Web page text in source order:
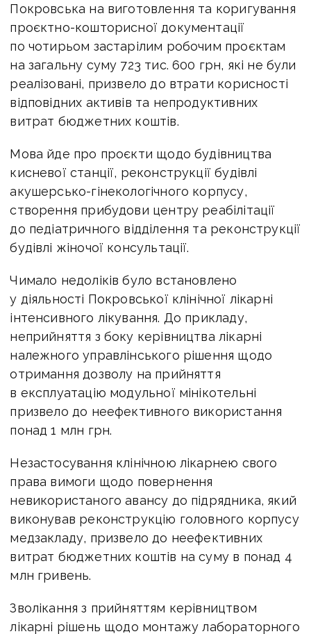
Покровська на виготовлення та коригування
проєктно-кошторисної документації
по чотирьом застарілим робочим проєктам
на загальну суму 723 тис. 600 грн, які не були
реалізовані, призвело до втрати корисності
відповідних активів та непродуктивних
витрат бюджетних коштів.
Мова йде про проєкти щодо будівництва
кисневої станції, реконструкції будівлі
акушерсько-гінекологічного корпусу,
створення прибудови центру реабілітації
до педіатричного відділення та реконструкції
будівлі жіночої консультації.
Чимало недоліків було встановлено
у діяльності Покровської клінічної лікарні
інтенсивного лікування. До прикладу,
неприйняття з боку керівництва лікарні
належного управлінського рішення щодо
отримання дозволу на прийняття
в експлуатацію модульної мінікотельні
призвело до неефективного використання
понад 1 млн грн.
Незастосування клінічною лікарнею свого
права вимоги щодо повернення
невикористаного авансу до підрядника, який
виконував реконструкцію головного корпусу
медзакладу, призвело до неефективних
витрат бюджетних коштів на суму в понад 4
млн гривень.
Зволікання з прийняттям керівництвом
лікарні рішень щодо монтажу лабораторного